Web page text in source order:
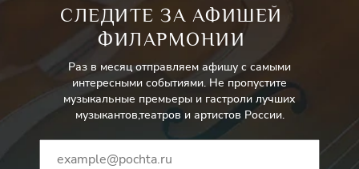
СЛЕДИТЕ ЗА АФИШЕЙ
ФИЛАРМОНИИ
Раз в месяц отправляем афишу с самыми
интересными событиями. Не пропустите
музыкальные премьеры и гастроли лучших
музыкантов,театров и артистов России.